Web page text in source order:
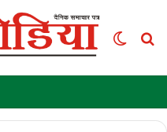
‘हथियार’ है!